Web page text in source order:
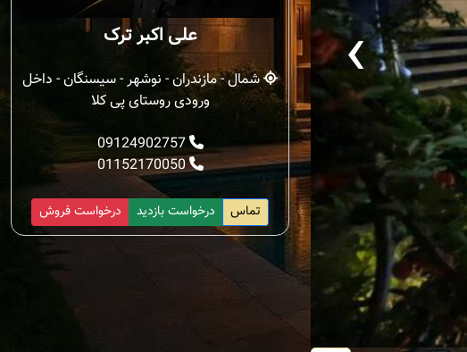
‹ علی اکبر ترک
شمال - مازندران - نوشهر - سیسنگان - داخل
ورودی روستای پی کلا
09124902757
01152170050
درخواست فروش درخواست بازدید تماس